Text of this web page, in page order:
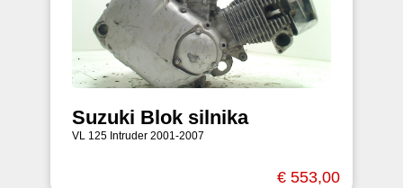
Suzuki Blok silnika
VL 125 Intruder 2001-2007
€ 553,00